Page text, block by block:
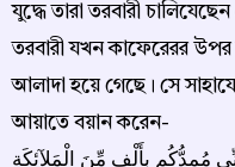
যুদ্ধে তারা তরবারী
তরবারী যখন কাফেরেরর উপর
আলাদা হয়ে গেছে। সে
আয়াতে বয়ান করেন-
مُمِدُّكُم بِأَلْفٍ مِّنَ الْمَلآئِكَةِ